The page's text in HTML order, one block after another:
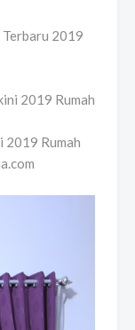
Terbaru 2019
2019 Rumah